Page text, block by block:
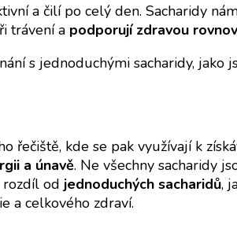
a čilí po celý den. Sacharidy
trávení a podporují zdravou
s jednoduchými sacharidy,
kde se pak využívají k
a únavě. Ne všechny sacharidy
rozdíl od jednoduchých sacharidů,
a celkového zdraví.